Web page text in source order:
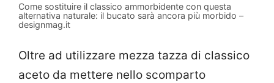
Come sostituire il classico ammorbidente con questa
alternativa naturale: il bucato sarà ancora più morbido –
designmag.it
Oltre ad utilizzare mezza tazza di classico
aceto da mettere nello scomparto